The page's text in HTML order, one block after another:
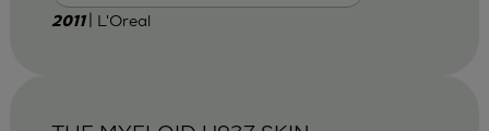
2011 | L'Oreal